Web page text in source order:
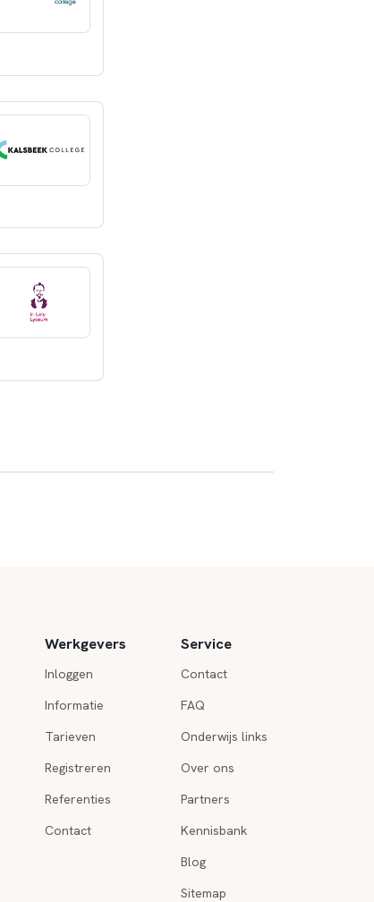
Werkgevers
Inloggen
Informatie
Tarieven
Registreren
Referenties
Contact
Service
Contact
FAQ
Onderwijs links
Over ons
Partners
Kennisbank
Blog
Sitemap